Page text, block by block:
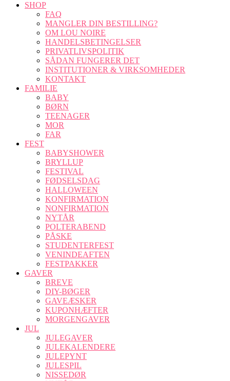
SHOP
FAQ
MANGLER DIN BESTILLING?
OM LOU NOIRE
HANDELSBETINGELSER
PRIVATLIVSPOLITIK
SÅDAN FUNGERER DET
INSTITUTIONER & VIRKSOMHEDER
KONTAKT
FAMILIE
BABY
BØRN
TEENAGER
MOR
FAR
FEST
BABYSHOWER
BRYLLUP
FESTIVAL
FØDSELSDAG
HALLOWEEN
KONFIRMATION
NONFIRMATION
NYTÅR
POLTERABEND
PÅSKE
STUDENTERFEST
VENINDEAFTEN
FESTPAKKER
GAVER
BREVE
DIY-BØGER
GAVEÆSKER
KUPONHÆFTER
MORGENGAVER
JUL
JULEGAVER
JULEKALENDERE
JULEPYNT
JULESPIL
NISSEDØR